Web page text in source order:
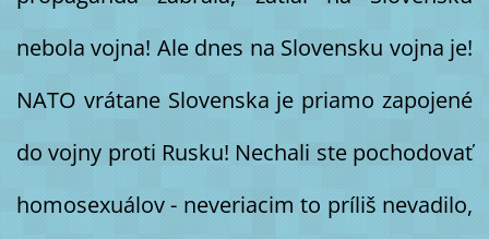
nebola vojna! Ale dnes na Slovensku vojna je!
NATO vrátane Slovenska je priamo zapojené
do vojny proti Rusku! Nechali ste pochodovať
homosexuálov - neveriacim to príliš nevadilo,